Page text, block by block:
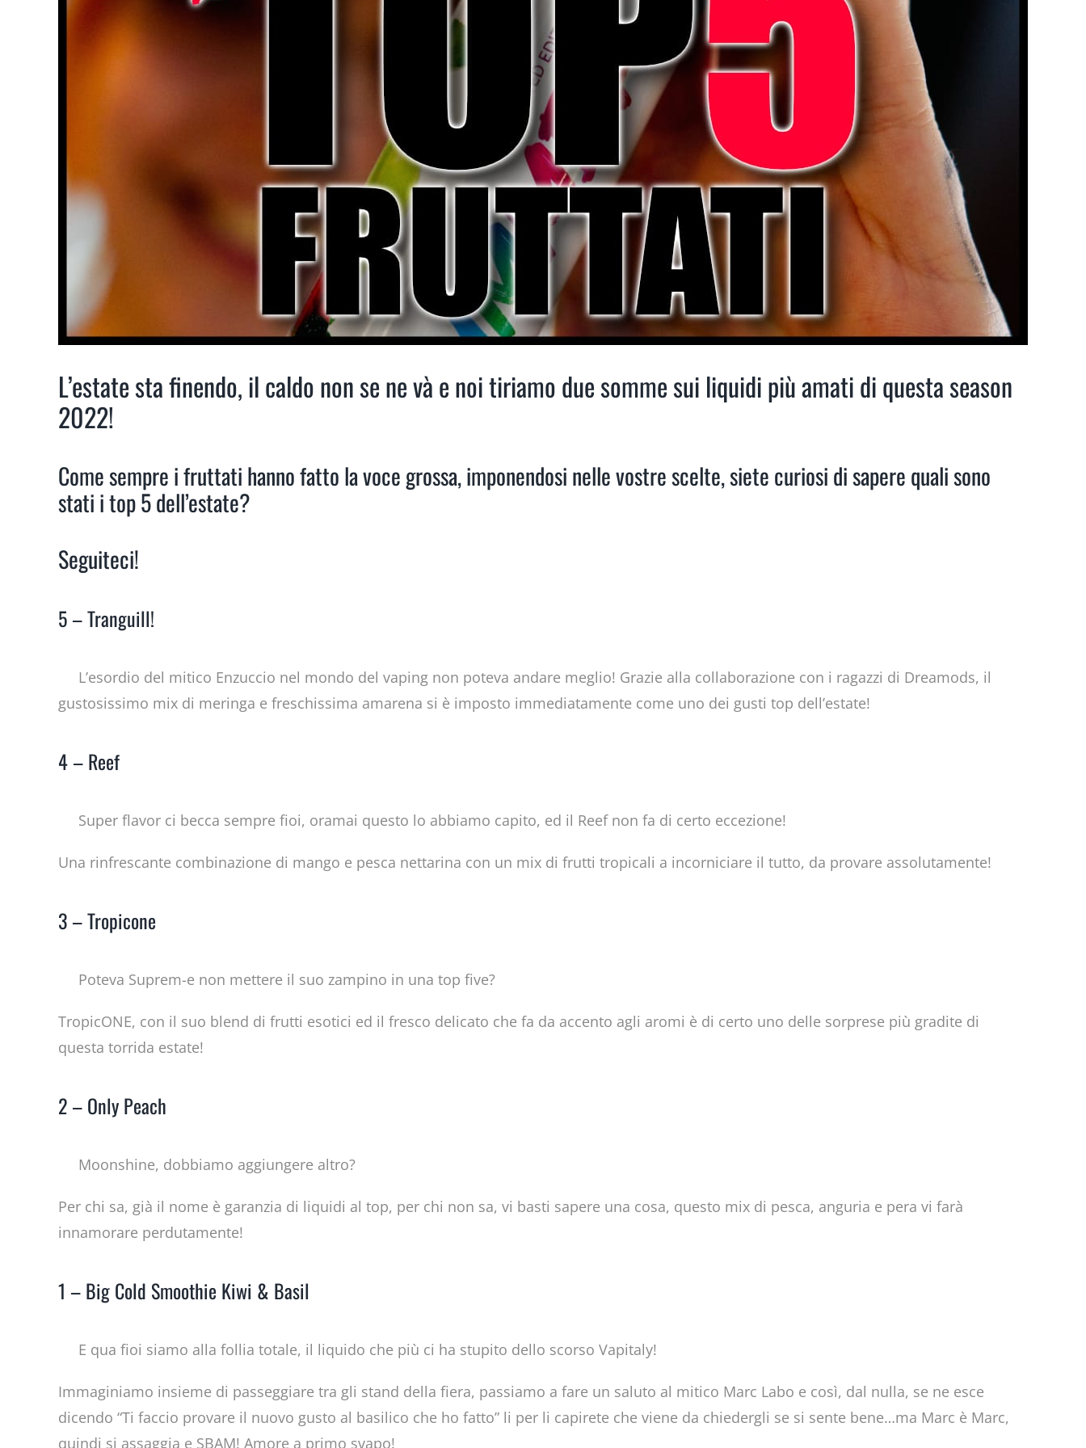
L’estate sta finendo, il caldo non se ne và e noi tiriamo due somme sui liquidi più amati di questa season
2022!
Come sempre i fruttati hanno fatto la voce grossa, imponendosi nelle vostre scelte, siete curiosi di sapere quali sono
stati i top 5 dell’estate?
Seguiteci!
5 – Tranguill!
L’esordio del mitico Enzuccio nel mondo del vaping non poteva andare meglio! Grazie alla collaborazione con i ragazzi di Dreamods, il
gustosissimo mix di meringa e freschissima amarena si è imposto immediatamente come uno dei gusti top dell’estate!
4 – Reef
Super flavor ci becca sempre fioi, oramai questo lo abbiamo capito, ed il Reef non fa di certo eccezione!
Una rinfrescante combinazione di mango e pesca nettarina con un mix di frutti tropicali a incorniciare il tutto, da provare assolutamente!
3 – Tropicone
Poteva Suprem-e non mettere il suo zampino in una top five?
TropicONE, con il suo blend di frutti esotici ed il fresco delicato che fa da accento agli aromi è di certo uno delle sorprese più gradite di
questa torrida estate!
2 – Only Peach
Moonshine, dobbiamo aggiungere altro?
Per chi sa, già il nome è garanzia di liquidi al top, per chi non sa, vi basti sapere una cosa, questo mix di pesca, anguria e pera vi farà
innamorare perdutamente!
1 – Big Cold Smoothie Kiwi & Basil
E qua fioi siamo alla follia totale, il liquido che più ci ha stupito dello scorso Vapitaly!
Immaginiamo insieme di passeggiare tra gli stand della fiera, passiamo a fare un saluto al mitico Marc Labo e così, dal nulla, se ne esce
dicendo “Ti faccio provare il nuovo gusto al basilico che ho fatto” li per li capirete che viene da chiedergli se si sente bene…ma Marc è Marc,
quindi si assaggia e SBAM! Amore a primo svapo!